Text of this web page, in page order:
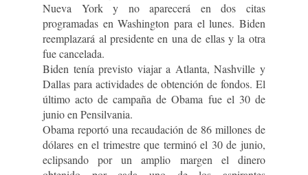
Nueva York y no aparecerá en dos citas
programadas en Washington para el lunes. Biden
reemplazará al presidente en una de ellas y la otra
fue cancelada.
Biden tenía previsto viajar a Atlanta, Nashville y
Dallas para actividades de obtención de fondos. El
último acto de campaña de Obama fue el 30 de
junio en Pensilvania.
Obama reportó una recaudación de 86 millones de
dólares en el trimestre que terminó el 30 de junio,
eclipsando por un amplio margen el dinero